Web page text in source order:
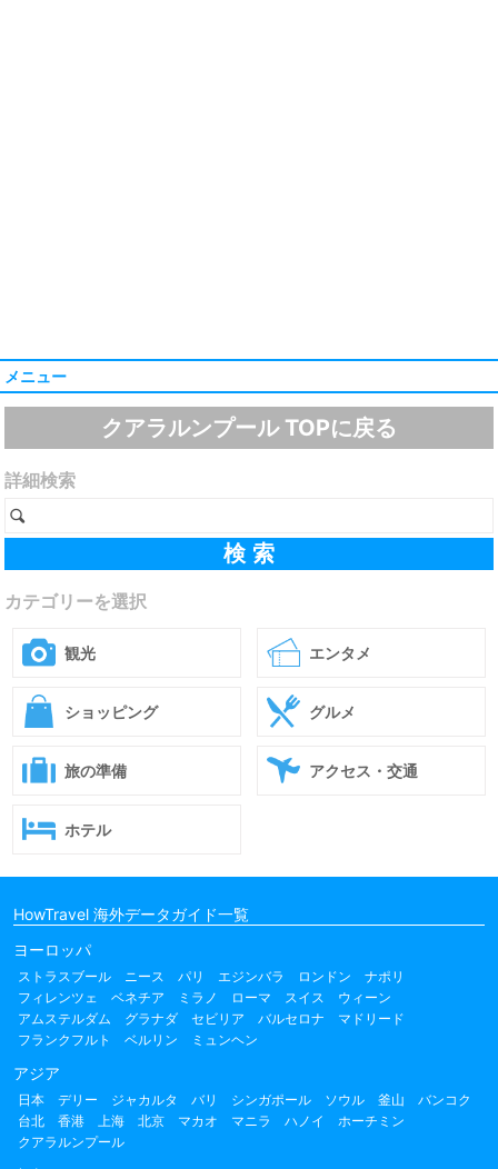
メニュー
クアラルンプール TOPに戻る
詳細検索
カテゴリーを選択
観光 エンタメ
ショッピング グルメ
旅の準備 アクセス・交通
ホテル
HowTravel 海外データガイド一覧
ヨーロッパ
ストラスブール ニース パリ エジンバラ ロンドン
ナポリ
フィレンツェ
ベネチア ミラノ ローマ スイス
ウィーン
アムステルダム
グラナダ セビリア バルセロナ
マドリード
フランクフルト
ベルリン ミュンヘン
アジア
日本 デリー ジャカルタ バリ シンガポール ソウル 釜山
バンコク
台北
香港 上海 北京 マカオ マニラ ハノイ
ホーチミン
クアラルンプール